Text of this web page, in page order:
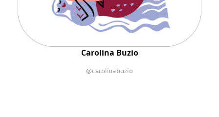
Carolina Buzio
@carolinabuzio